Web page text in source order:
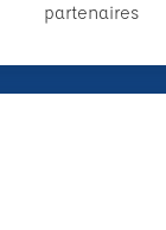
partenaires